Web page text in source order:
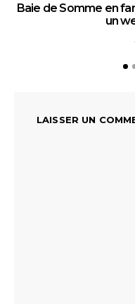
Baie de Somme en
un
LAISSER UN